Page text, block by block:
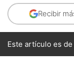
Recibir
Este artículo es de